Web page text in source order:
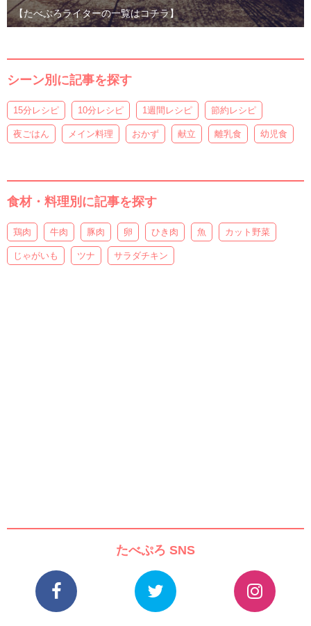
【たべぷろライターの一覧はコチラ】
シーン別に記事を探す
15分レシピ 10分レシピ 1週間レシピ 節約レシピ
夜ごはん メイン料理 おかず 献立 離乳食 幼児食
食材・料理別に記事を探す
鶏肉 牛肉 豚肉 卵 ひき肉 魚 カット野菜
じゃがいも ツナ サラダチキン
たべぷろ SNS